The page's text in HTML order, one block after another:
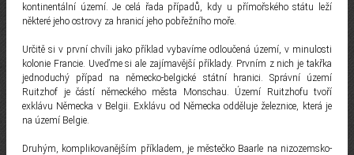
kontinentální území. Je celá řada případů, kdy u přímořského státu leží
některé jeho ostrovy za hranicí jeho pobřežního moře.
Určitě si v první chvíli jako příklad vybavíme odloučená území, v minulosti
kolonie Francie. Uveďme si ale zajímavější příklady. Prvním z nich je takřka
jednoduchý případ na německo-belgické státní hranici. Správní území
Ruitzhof je částí německého města Monschau. Území Ruitzhofu tvoří
exklávu Německa v Belgii. Exklávu od Německa odděluje železnice, která je
na území Belgie.
Druhým, komplikovanějším příkladem, je městečko Baarle na nizozemsko-